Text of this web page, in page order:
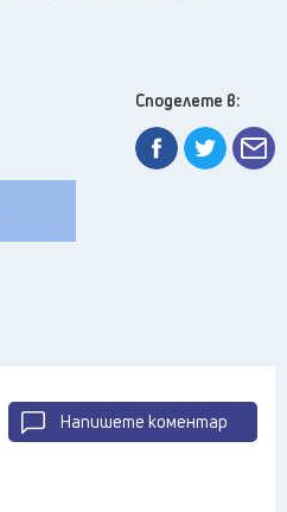
Споделете в:
Напишете коментар